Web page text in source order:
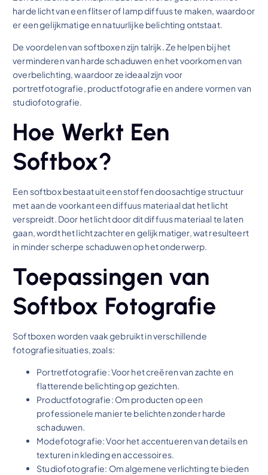
harde licht van een flitser of lamp diffuus te maken, waardoor
er een gelijkmatige en natuurlijke belichting ontstaat.
De voordelen van softboxen zijn talrijk. Ze helpen bij het
verminderen van harde schaduwen en het voorkomen van
overbelichting, waardoor ze ideaal zijn voor
portretfotografie, productfotografie en andere vormen van
studiofotografie.
Hoe Werkt Een
Softbox?
Een softbox bestaat uit een stoffen doosachtige structuur
met aan de voorkant een diffuus materiaal dat het licht
verspreidt. Door het licht door dit diffuus materiaal te laten
gaan, wordt het licht zachter en gelijkmatiger, wat resulteert
in minder scherpe schaduwen op het onderwerp.
Toepassingen van
Softbox Fotografie
Softboxen worden vaak gebruikt in verschillende
fotografiesituaties, zoals:
Portretfotografie: Voor het creëren van zachte en
flatterende belichting op gezichten.
Productfotografie: Om producten op een
professionele manier te belichten zonder harde
schaduwen.
Modefotografie: Voor het accentueren van details en
texturen in kleding en accessoires.
Studiofotografie: Om algemene verlichting te bieden